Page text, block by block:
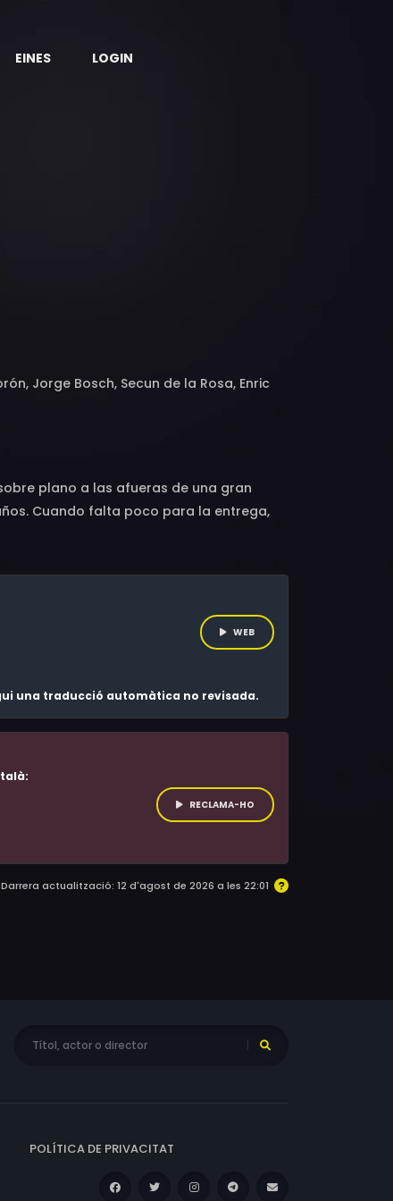
EINES LOGIN
Jorge Bosch, Secun de la Rosa, Enric
Requena, Alex Spijksma, Àngela
plano a las afueras de una gran
Cuando falta poco para la entrega,
a la constructora, sin éxito. Álex
la vida que había soñado.
WEB
una traducció automàtica no revisada.
RECLAMA-HO
Darrera actualització: 12 d'agost de 2026 a les 22:01
POLÍTICA DE PRIVACITAT